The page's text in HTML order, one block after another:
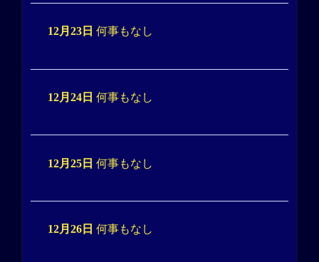
12月23日 何事もなし
12月24日 何事もなし
12月25日 何事もなし
12月26日 何事もなし